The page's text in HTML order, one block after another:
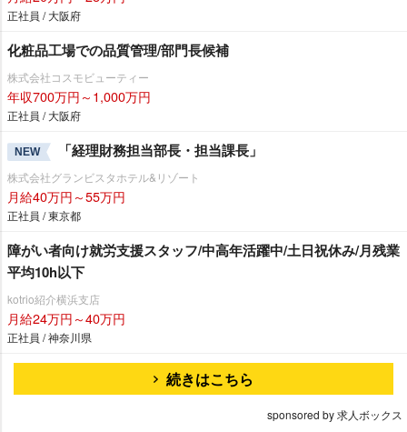
正社員 / 大阪府
化粧品工場での品質管理/部門長候補
株式会社コスモビューティー
年収700万円～1,000万円
正社員 / 大阪府
NEW 「経理財務担当部長・担当課長」
株式会社グランビスタホテル&リゾート
月給40万円～55万円
正社員 / 東京都
障がい者向け就労支援スタッフ/中高年活躍中/土日祝休み/月残業
平均10h以下
kotrio紹介横浜支店
月給24万円～40万円
正社員 / 神奈川県
続きはこちら
sponsored by 求人ボックス